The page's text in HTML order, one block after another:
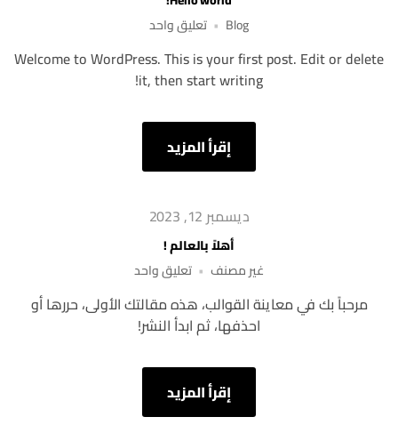
Blog
تعليق واحد
Welcome to WordPress. This is your first post. Edit or delete
it, then start writing!
إقرأ المزيد
ديسمبر 12, 2023
أهلاً بالعالم !
غير مصنف
تعليق واحد
مرحباً بك في معاينة القوالب، هذه مقالتك الأولى، حررها أو
احذفها، ثم ابدأ النشر!
إقرأ المزيد